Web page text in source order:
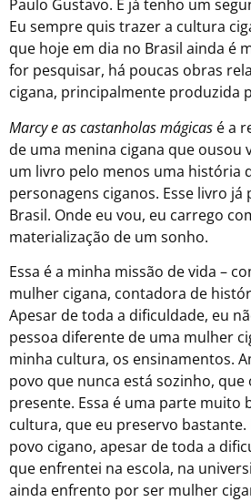
Paulo Gustavo. E já tenho um
Eu sempre quis trazer a cultura
que hoje em dia no Brasil ainda é
for pesquisar, há poucas obras
cigana, principalmente produzida
Marcy e as castanholas mágicas é a
de uma menina cigana que ousou
um livro pelo menos uma história
personagens ciganos. Esse livro
Brasil. Onde eu vou, eu carrego
materialização de um sonho.
Essa é a minha missão de vida –
mulher cigana, contadora de
Apesar de toda a dificuldade, eu
pessoa diferente de uma mulher
minha cultura, os ensinamentos.
povo que nunca está sozinho,
presente. Essa é uma parte muito
cultura, que eu preservo
povo cigano, apesar de toda a
que enfrentei na escola, na
ainda enfrento por ser mulher